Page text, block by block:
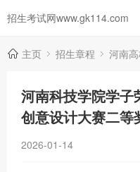
招生考试网www.gk114.com
主页 招生章程 河南
河南科技学院学子
创意设计大赛二等
2026-01-14